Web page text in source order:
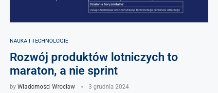
NAUKA I TECHNOLOGIE
Rozwój produktów lotniczych to
maraton, a nie sprint
by Wiadomości Wrocław 3 grudnia 2024